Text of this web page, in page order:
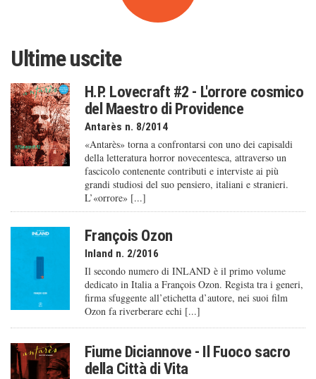
Ultime uscite
H.P. Lovecraft #2 - L'orrore cosmico
del Maestro di Providence
Antarès n. 8/2014
«Antarès» torna a confrontarsi con uno dei capisaldi
della letteratura horror novecentesca, attraverso un
fascicolo contenente contributi e interviste ai più
grandi studiosi del suo pensiero, italiani e stranieri.
L’«orrore» [...]
François Ozon
Inland n. 2/2016
Il secondo numero di INLAND è il primo volume
dedicato in Italia a François Ozon. Regista tra i generi,
firma sfuggente all’etichetta d’autore, nei suoi film
Ozon fa riverberare echi [...]
Fiume Diciannove - Il Fuoco sacro
della Città di Vita